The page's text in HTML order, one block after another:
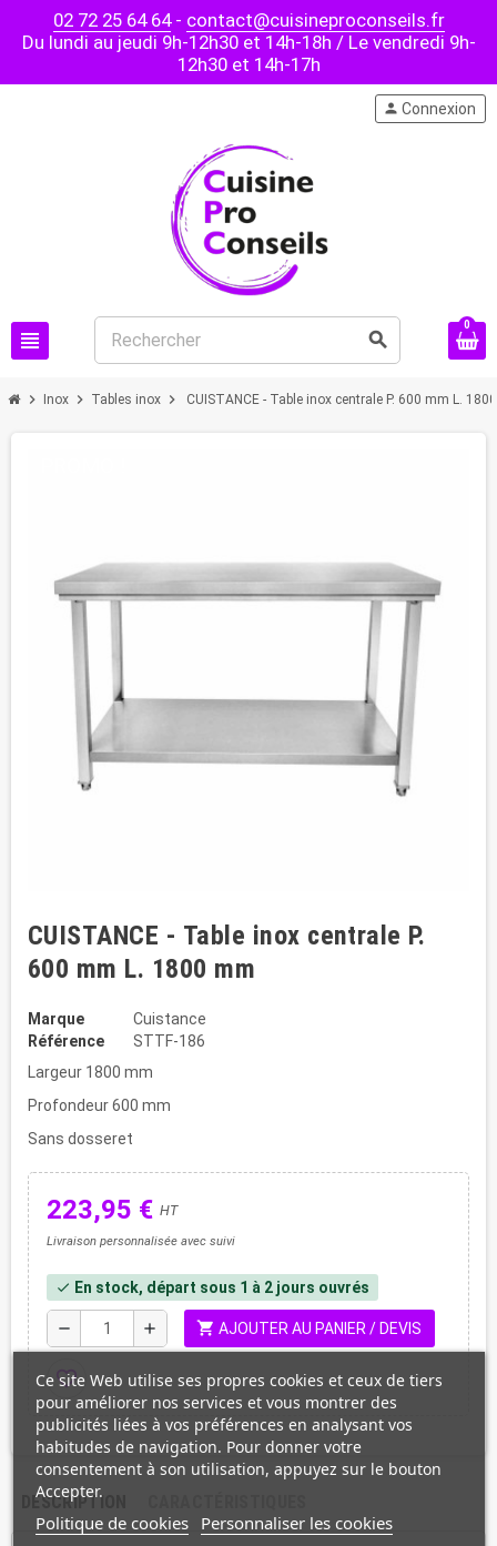
02 72 25 64 64- contact@cuisineproconseils.fr
Du lundi au jeudi 9h-12h30 et 14h-18h / Le vendredi 9h-
12h30 et 14h-17h
view_headline search
person Connexion
0
chevron_right Inox chevron_right Tables inox chevron_right CUISTANCE - Table inox centrale P. 600 mm L.
CUISTANCE - Table inox centrale P.
600 mm L. 1800 mm
Marque
Cuistance
Référence
STTF-186
Largeur 1800 mm
Profondeur 600 mm
Sans dosseret
223,95 € HT
Livraison personnalisée avec suivi
check En stock, départ sous 1 à 2 jours ouvrés
remove add shopping_cart AJOUTER AU PANIER / DEVIS
favorite_border
DESCRIPTION
Ce site Web utilise ses propres cookies et ceux de tiers
pour améliorer nos services et vous montrer des
publicités liées à vos préférences en analysant vos
habitudes de navigation. Pour donner votre
consentement à son utilisation, appuyez sur le bouton
Accepter.
Politique de cookies Personnaliser les cookies